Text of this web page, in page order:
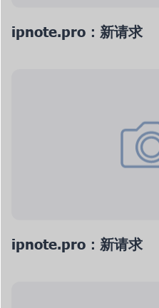
ipnote.pro：新请求
ipnote.pro：新请求